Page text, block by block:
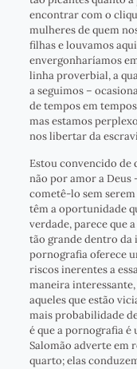
encontrar com o
mulheres de quem
filhas e louvamos
envergonharíamos
linha proverbial, a
a seguimos –
de tempos em
mas estamos
nos libertar da
Estou convencido de
não por amor a Deus
cometê-lo sem
têm a oportunidade
verdade, parece que
tão grande dentro da
pornografia oferece
riscos inerentes a
maneira
aqueles que estão
mais probabilidade
é que a pornografia é
Salomão adverte em
quarto; elas